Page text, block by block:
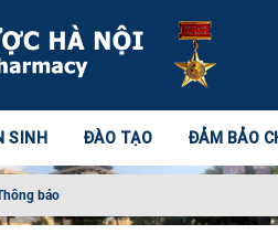
SINH ĐÀO TẠO ĐẢM BẢO
báo